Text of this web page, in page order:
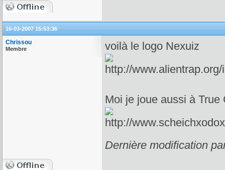
16-03-2007 15:53:36
Chrissou
Membre voilà le logo Nexuiz
Moi je joue aussi à True
Dernière modification